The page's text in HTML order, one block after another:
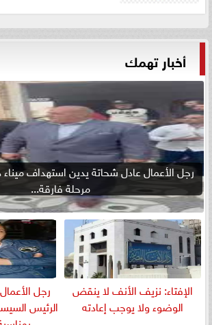
أخبار تهمك
رجل الأعمال عادل شحاتة يدين استهداف ميناء
مرحلة فارقة...
الإفتاء: نزيف الأنف لا ينقض
الوضوء ولا يوجب إعادته
رجل
الرئيس